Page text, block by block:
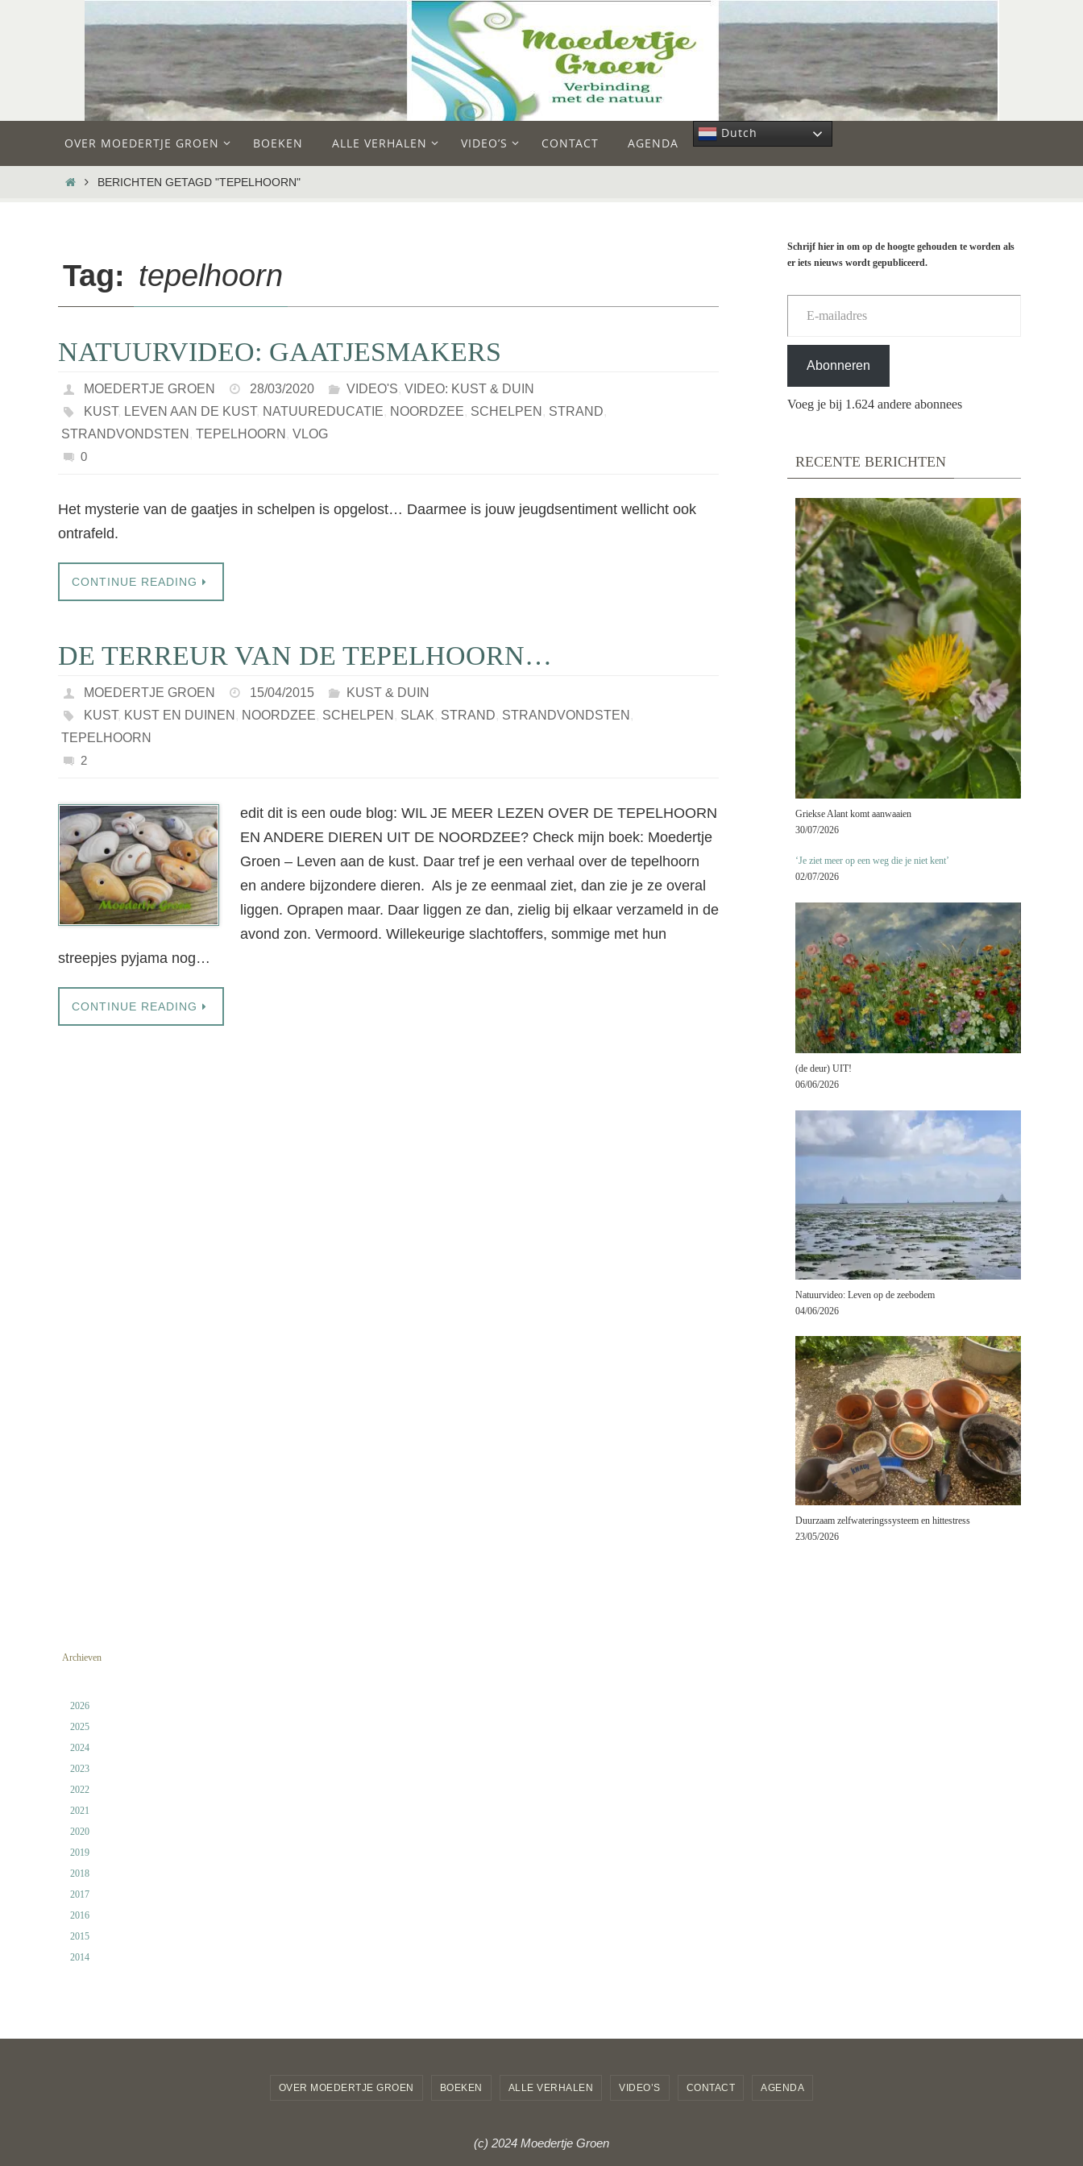
de
OVER MOEDERTJE GROEN BOEKEN ALLE VERHALEN VIDEO’S CONTACT AGENDA
Dutch
HOMEBERICHTEN GETAGD "TEPELHOORN"
Tag: tepelhoorn
NATUURVIDEO: GAATJESMAKERS
MOEDERTJE GROEN 28/03/2020 VIDEO'S,VIDEO: KUST & DUIN
KUST, LEVEN AAN DE KUST, NATUUREDUCATIE, NOORDZEE, SCHELPEN , STRAND,
STRANDVONDSTEN , TEPELHOORN , VLOG
0
Het mysterie van de gaatjes in schelpen is opgelost… Daarmee is jouw jeugdsentiment wellicht ook
ontrafeld.
CONTINUE READING
DE TERREUR VAN DE TEPELHOORN…
MOEDERTJE GROEN 15/04/2015
KUST & DUIN
KUST, KUST EN DUINEN , NOORDZEE, SCHELPEN , SLAK, STRAND, STRANDVONDSTEN ,
TEPELHOORN
2
edit dit is een oude blog: WIL JE MEER LEZEN OVER DE TEPELHOORN
EN ANDERE DIEREN UIT DE NOORDZEE? Check mijn boek: Moedertje
Groen – Leven aan de kust. Daar tref je een verhaal over de tepelhoorn
en andere bijzondere dieren. Als je ze eenmaal ziet, dan zie je ze overal
liggen. Oprapen maar. Daar liggen ze dan, zielig bij elkaar verzameld in de
avond zon. Vermoord. Willekeurige slachtoffers, sommige met hun
streepjes pyjama nog…
CONTINUE READING
Schrijf hier in om op de hoogte gehouden te worden als
er iets nieuws wordt gepubliceerd.
E-mailadres
Abonneren
Voeg je bij 1.624 andere abonnees
RECENTE BERICHTEN
Griekse Alant komt aanwaaien
30/07/2026
‘Je ziet meer op een weg die je niet kent’
02/07/2026
(de deur) UIT!
06/06/2026
Natuurvideo: Leven op de zeebodem
04/06/2026
Duurzaam zelfwateringssysteem en hittestress
23/05/2026
Archieven
2026
2025
2024
2023
2022
2021
2020
2019
2018
2017
2016
2015
2014
OVER MOEDERTJE GROEN BOEKEN ALLE VERHALEN VIDEO’S CONTACT AGENDA
(c) 2024 Moedertje Groen